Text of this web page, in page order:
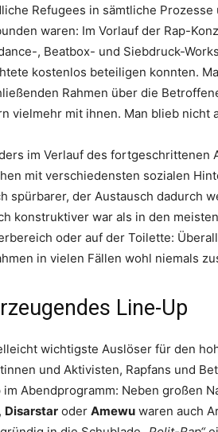
Refugees in sämtliche
waren: Im Vorlauf der Rap-
, Beatbox- und Siebdruck-
kostenlos beteiligen konnten.
Rahmen über die
vielmehr mit ihnen. Man blieb nicht
im Verlauf des fortgeschrittenen
mit verschiedensten sozialen
spürbarer, der Austausch dadurch
konstruktiver war als in den
oder auf der Toilette:
in vielen Fällen wohl niemals
Line-Up
wichtigste Auslöser für den
und Aktivisten, Rapfans und
im Abendprogramm: Neben großen
, Disarstar oder Amewu waren auch